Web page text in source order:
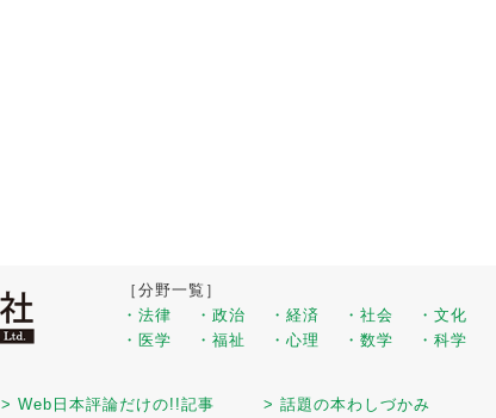
［分野一覧］
・法律
・政治 ・経済 ・社会 ・文化
・医学
・福祉 ・心理 ・数学 ・科学
> Web日本評論だけの!!記事 > 話題の本わしづかみ